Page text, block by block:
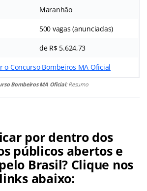
Maranhão
500 vagas (anunciadas)
de R$ 5.624,73
o Concurso Bombeiros MA Oficial
Bombeiros MA Oficial: Resumo
por dentro dos
públicos abertos e
Brasil? Clique nos
links abaixo: